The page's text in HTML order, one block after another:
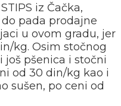
iz Čačka,
pada prodajne
u ovom gradu, jer
kg. Osim stočnog
još pšenica i stočni
od 30 din/kg kao i
sušen, po ceni od